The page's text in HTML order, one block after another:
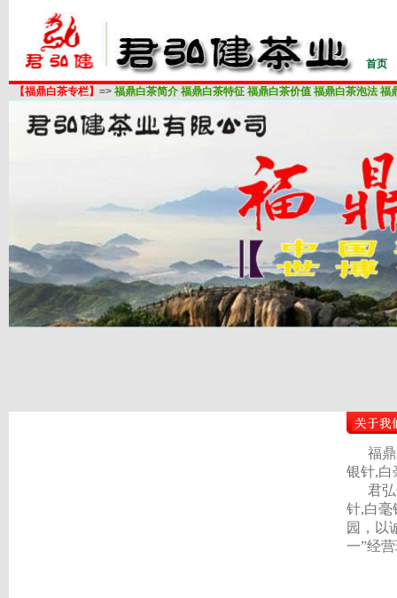
首页
【福鼎白茶专栏】 => 福鼎白茶简介 福鼎白茶特征 福鼎白茶价值 福鼎白茶泡法 福
福鼎
银针,白
君弘
针,白毫
园，以
一”经